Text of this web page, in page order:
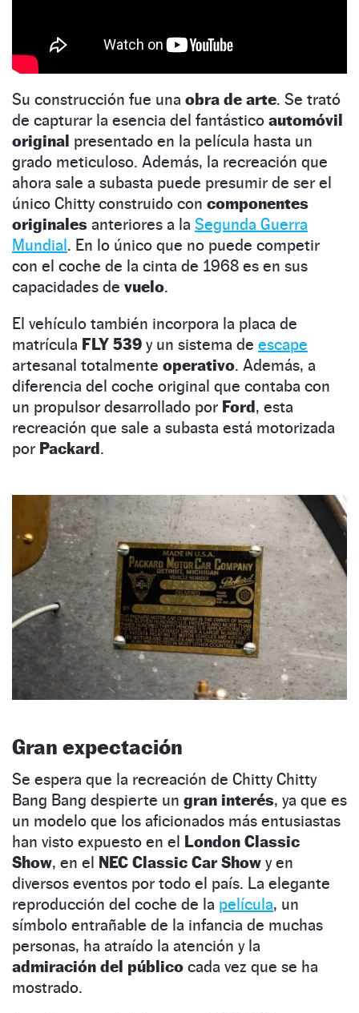
Su construcción fue una obra de arte. Se trató
de capturar la esencia del fantástico automóvil
original presentado en la película hasta un
grado meticuloso. Además, la recreación que
ahora sale a subasta puede presumir de ser el
único Chitty construido con componentes
originales anteriores a la Segunda Guerra
Mundial . En lo único que no puede competir
con el coche de la cinta de 1968 es en sus
capacidades de vuelo.
El vehículo también incorpora la placa de
matrícula FLY 539 y un sistema de escape
artesanal totalmente operativo. Además, a
diferencia del coche original que contaba con
un propulsor desarrollado por Ford , esta
recreación que sale a subasta está motorizada
por Packard .
Gran expectación
Se espera que la recreación de Chitty Chitty
Bang Bang despierte un gran interés, ya que es
un modelo que los aficionados más entusiastas
han visto expuesto en el London Classic
Show, en el NEC Classic Car Show y en
diversos eventos por todo el país. La elegante
reproducción del coche de la película, un
símbolo entrañable de la infancia de muchas
personas, ha atraído la atención y la
admiración del público cada vez que se ha
mostrado.